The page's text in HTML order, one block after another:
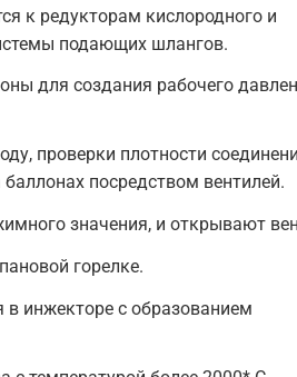
к редукторам кислородного и
подающих шлангов.
для создания рабочего
проверки плотности
посредством вентилей.
значения, и открывают
горелке.
инжекторе с образованием